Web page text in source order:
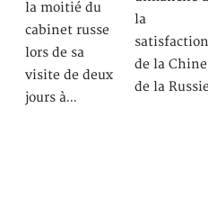
la moitié du
cabinet russe
lors de sa
visite de deux
jours à…
la
satisfaction
de la
de la